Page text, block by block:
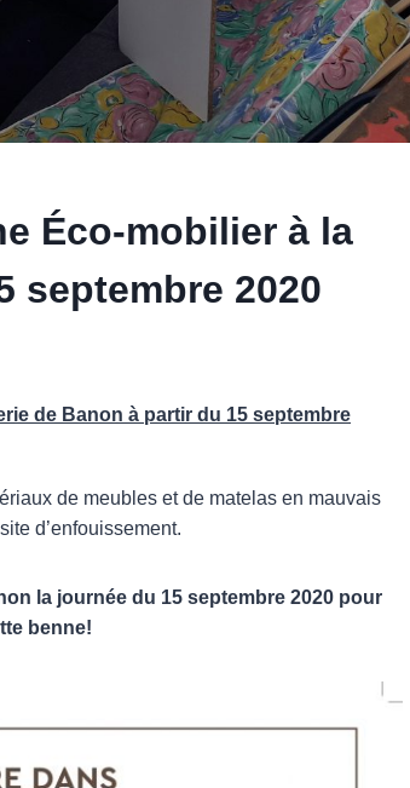
Éco-mobilier à la
septembre 2020
de Banon à partir du 15 septembre
de meubles et de matelas en mauvais
d’enfouissement.
la journée du 15 septembre 2020 pour
benne!